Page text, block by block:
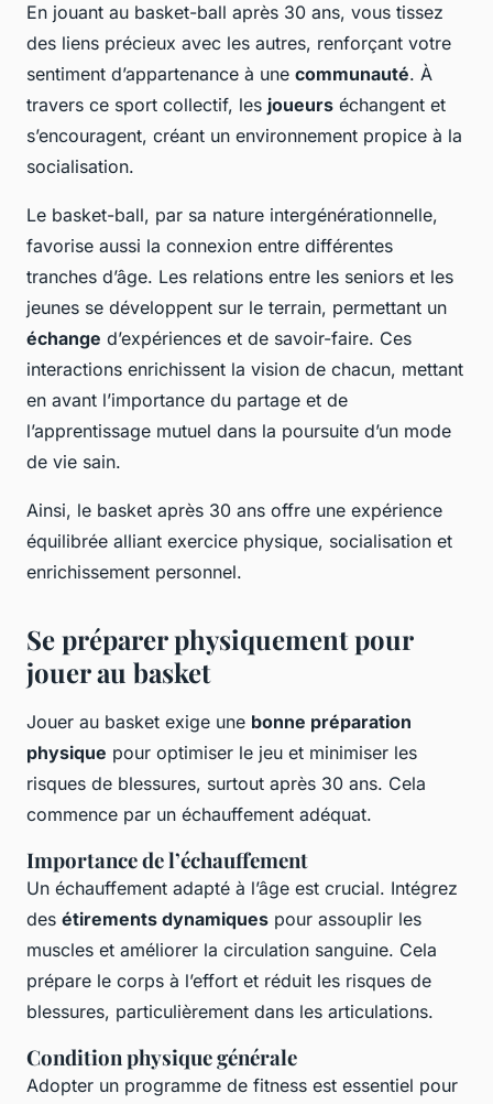
En jouant au basket-ball après 30 ans, vous tissez
des liens précieux avec les autres, renforçant votre
sentiment d’appartenance à une communauté. À
travers ce sport collectif, les joueurs échangent et
s’encouragent, créant un environnement propice à la
socialisation.
Le basket-ball, par sa nature intergénérationnelle,
favorise aussi la connexion entre différentes
tranches d’âge. Les relations entre les seniors et les
jeunes se développent sur le terrain, permettant un
échange d’expériences et de savoir-faire. Ces
interactions enrichissent la vision de chacun, mettant
en avant l’importance du partage et de
l’apprentissage mutuel dans la poursuite d’un mode
de vie sain.
Ainsi, le basket après 30 ans offre une expérience
équilibrée alliant exercice physique, socialisation et
enrichissement personnel.
Se préparer physiquement pour
jouer au basket
Jouer au basket exige une bonne préparation
physique pour optimiser le jeu et minimiser les
risques de blessures, surtout après 30 ans. Cela
commence par un échauffement adéquat.
Importance de l’échauffement
Un échauffement adapté à l’âge est crucial. Intégrez
des étirements dynamiques pour assouplir les
muscles et améliorer la circulation sanguine. Cela
prépare le corps à l’effort et réduit les risques de
blessures, particulièrement dans les articulations.
Condition physique générale
Adopter un programme de fitness est essentiel pour